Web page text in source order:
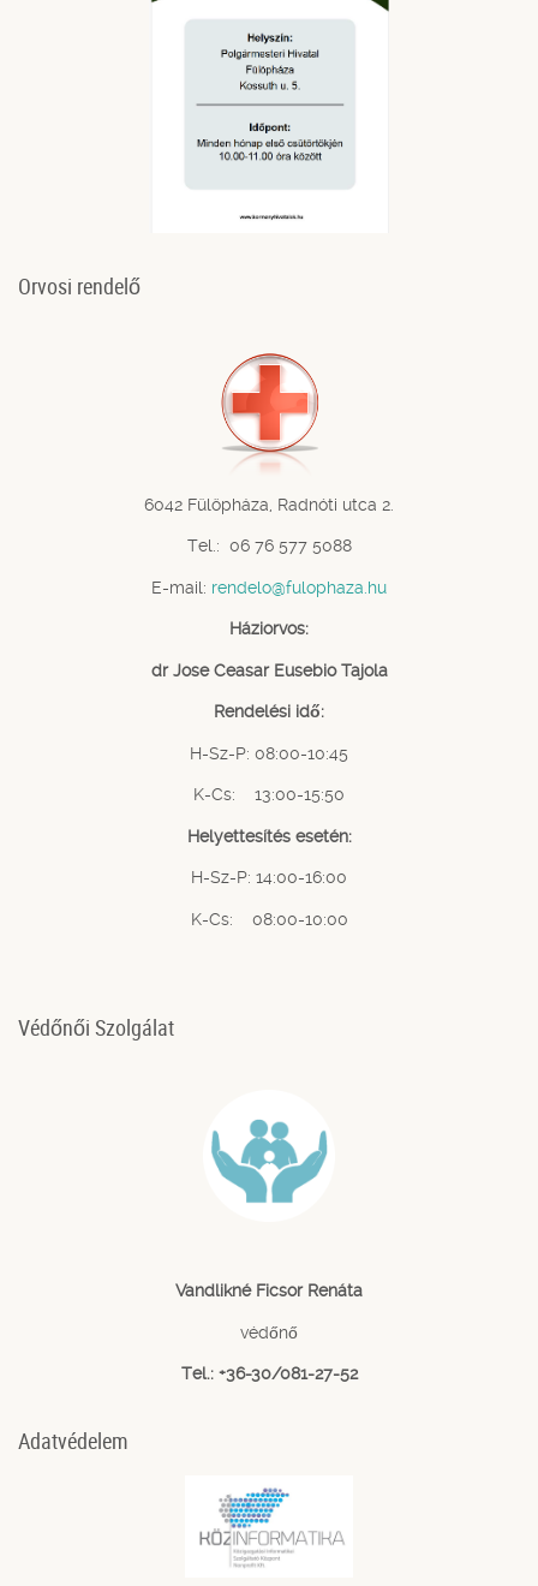
Orvosi rendelő
6042 Fülöpháza, Radnóti utca 2.
Tel.: 06 76 577 5088
E-mail: rendelo@fulophaza.hu
Háziorvos:
dr Jose Ceasar Eusebio Tajola
Rendelési idő:
H-Sz-P: 08:00-10:45
K-Cs: 13:00-15:50
Helyettesítés esetén:
H-Sz-P: 14:00-16:00
K-Cs: 08:00-10:00
Védőnői Szolgálat
Vandlikné Ficsor Renáta
védőnő
Tel.: +36-30/081-27-52
Adatvédelem